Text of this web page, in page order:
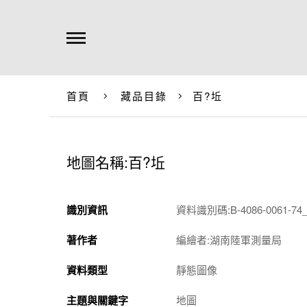
首頁 藏品目錄 百?坵
地圖名稱:百?坵
識別資訊 資料識別碼:B-4086-0061-
著作者 編繪者:湖南陸軍測量局
資料類型 靜態圖像
主題與關鍵字 地圖